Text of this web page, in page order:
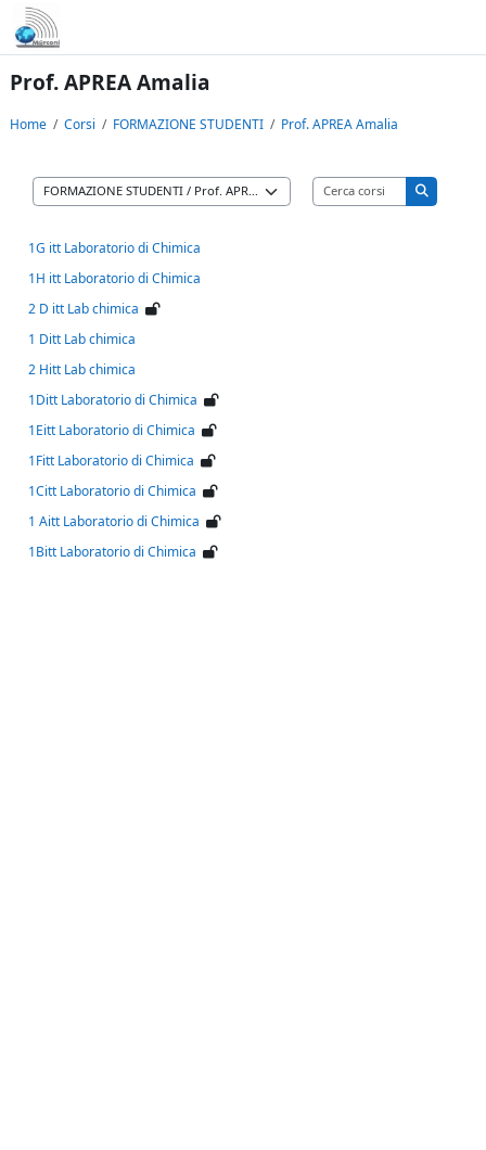
Vai al contenuto principale
Prof. APREA Amalia
Home Corsi FORMAZIONE STUDENTI Prof. APREA Amalia
Categorie di corso
Cerca corsi
Cerca
1G itt Laboratorio di Chimica
1H itt Laboratorio di Chimica
2 D itt Lab chimica
1 Ditt Lab chimica
2 Hitt Lab chimica
1Ditt Laboratorio di Chimica
1Eitt Laboratorio di Chimica
1Fitt Laboratorio di Chimica
1Citt Laboratorio di Chimica
1 Aitt Laboratorio di Chimica
1Bitt Laboratorio di Chimica